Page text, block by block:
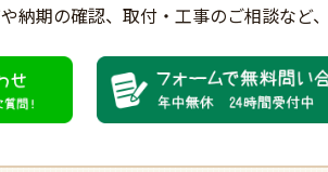
納期の確認、 取付・工事のご相談など、